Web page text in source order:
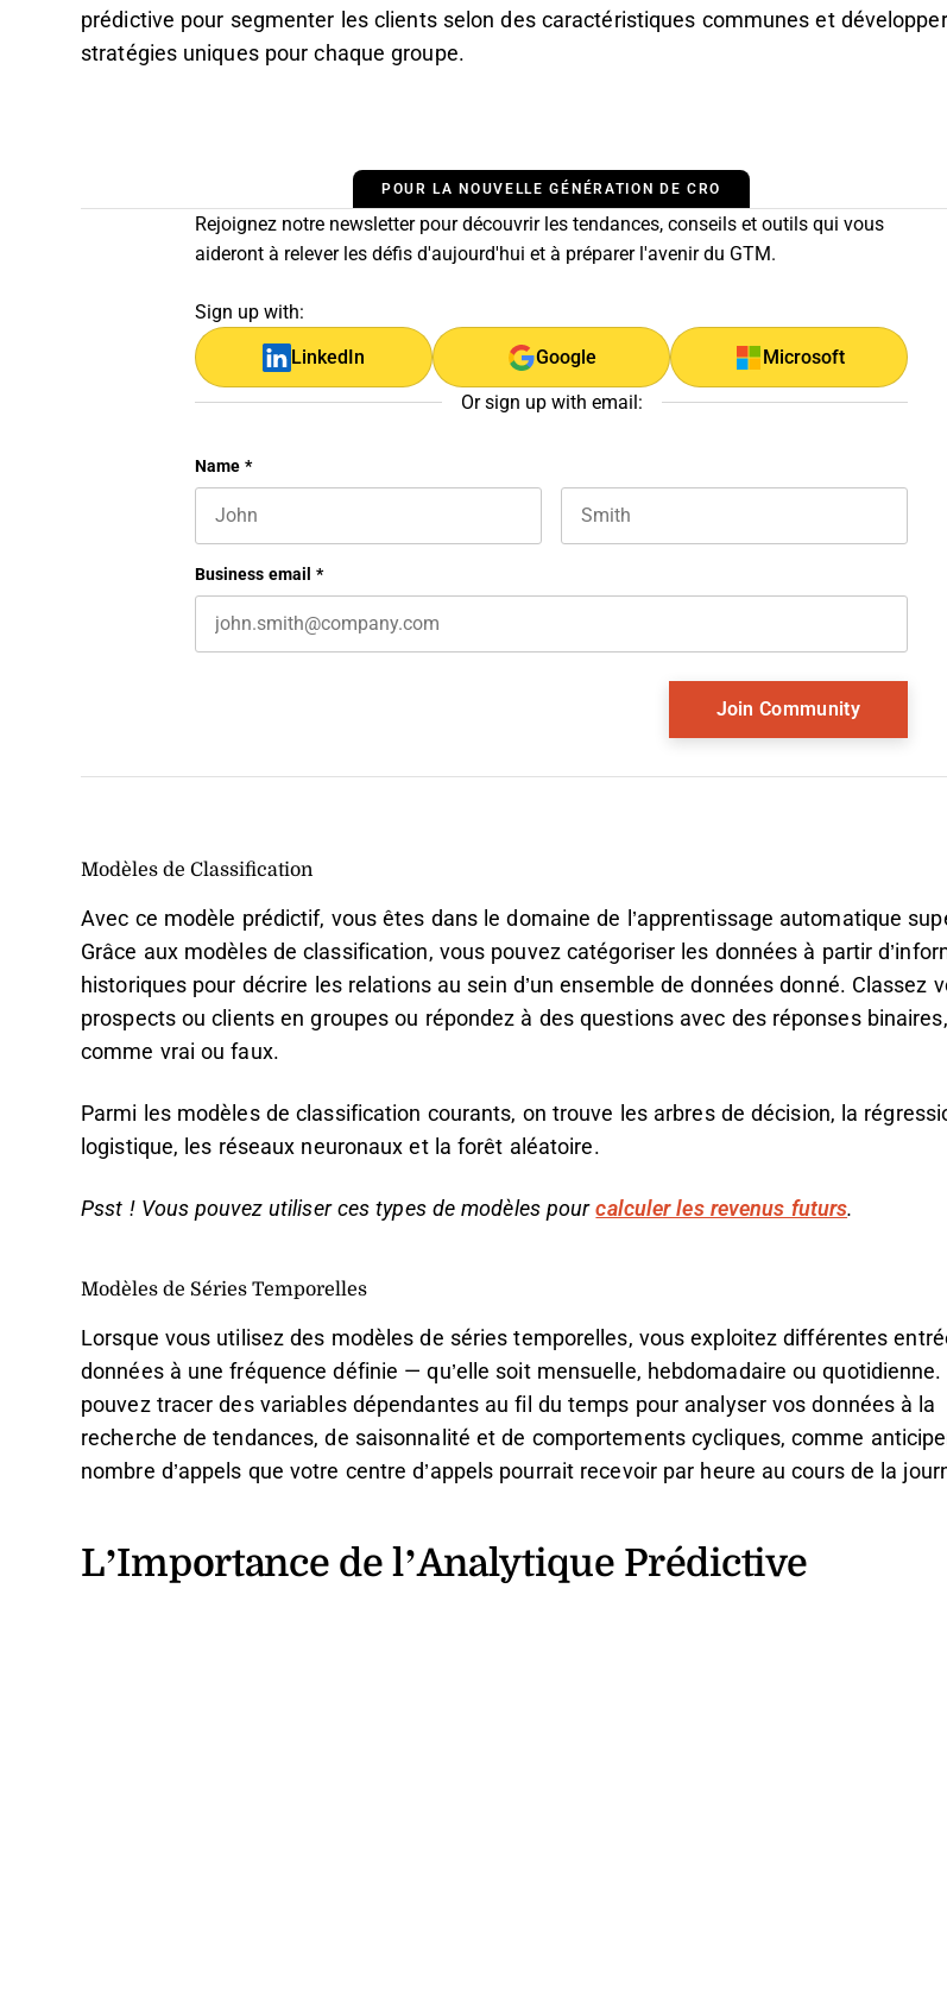
prédictive pour segmenter les clients selon des caractéristiques communes et
stratégies uniques pour chaque groupe.
POUR LA NOUVELLE GÉNÉRATION DE CRO
Rejoignez notre newsletter pour découvrir les tendances, conseils et outils qui vous
aideront à relever les défis d'aujourd'hui et à préparer l'avenir du GTM.
Sign up with:
LinkedIn Google Microsoft
Or sign up with email:
Company
This field is for validation purposes and should be left unchanged.
Name *
Business email *
Modèles de Classification
Avec ce modèle prédictif, vous êtes dans le domaine de l’apprentissage automatique
Grâce aux modèles de classification, vous pouvez catégoriser les données à partir
historiques pour décrire les relations au sein d’un ensemble de données donné. Classez
prospects ou clients en groupes ou répondez à des questions avec des réponses binaires,
comme vrai ou faux.
Parmi les modèles de classification courants, on trouve les arbres de décision, la
logistique, les réseaux neuronaux et la forêt aléatoire.
Psst ! Vous pouvez utiliser ces types de modèles pourcalculer les revenus futurs.
Modèles de Séries Temporelles
Lorsque vous utilisez des modèles de séries temporelles, vous exploitez différentes
données à une fréquence définie — qu’elle soit mensuelle, hebdomadaire ou quotidienne.
pouvez tracer des variables dépendantes au fil du temps pour analyser vos données à la
recherche de tendances, de saisonnalité et de comportements cycliques, comme
nombre d’appels que votre centre d’appels pourrait recevoir par heure au cours de la
L’Importance de l’Analytique Prédictive